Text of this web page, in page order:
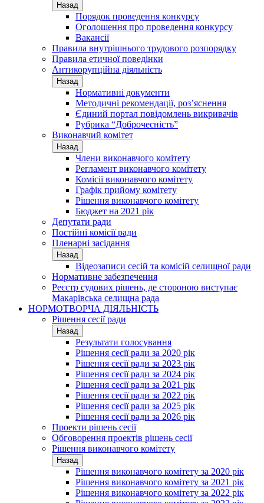
Назад
Порядок проведення конкурсу
Оголошення про проведення конкурсу
Вакансії
Правила внутрішнього трудового розпорядку
Правила етичної поведінки
Антикорупційна діяльність
Назад
Нормативні документи
Методичні рекомендації, роз’яснення
Єдиний портал повідомлень викривачів
Рубрика “Доброчесність”
Виконавчий комітет
Назад
Члени виконавчого комітету
Регламент виконавчого комітету
Комісії виконавчого комітету
Графік прийому комітету
Рішення виконавчого комітету
Бюджет на 2021 рік
Депутати ради
Постійні комісії ради
Пленарні засідання
Назад
Відеозаписи сесій та комісій селищної ради
Нормативне забезпечення
Реєстр судових рішень, де стороною виступає
Макарівська селищна рада
НОРМОТВОРЧА ДІЯЛЬНІСТЬ
Рішення сесії ради
Назад
Результати голосування
Рішення сесії ради за 2020 рік
Рішення сесії ради за 2023 рік
Рішення сесії ради за 2024 рік
Рішення сесії ради за 2021 рік
Рішення сесії ради за 2022 рік
Рішення сесії ради за 2025 рік
Рішення сесії ради за 2026 рік
Проекти рішень сесії
Обговорення проектів рішень сесії
Рішення виконавчого комітету
Назад
Рішення виконавчого комітету за 2020 рік
Рішення виконавчого комітету за 2021 рік
Рішення виконавчого комітету за 2022 рік